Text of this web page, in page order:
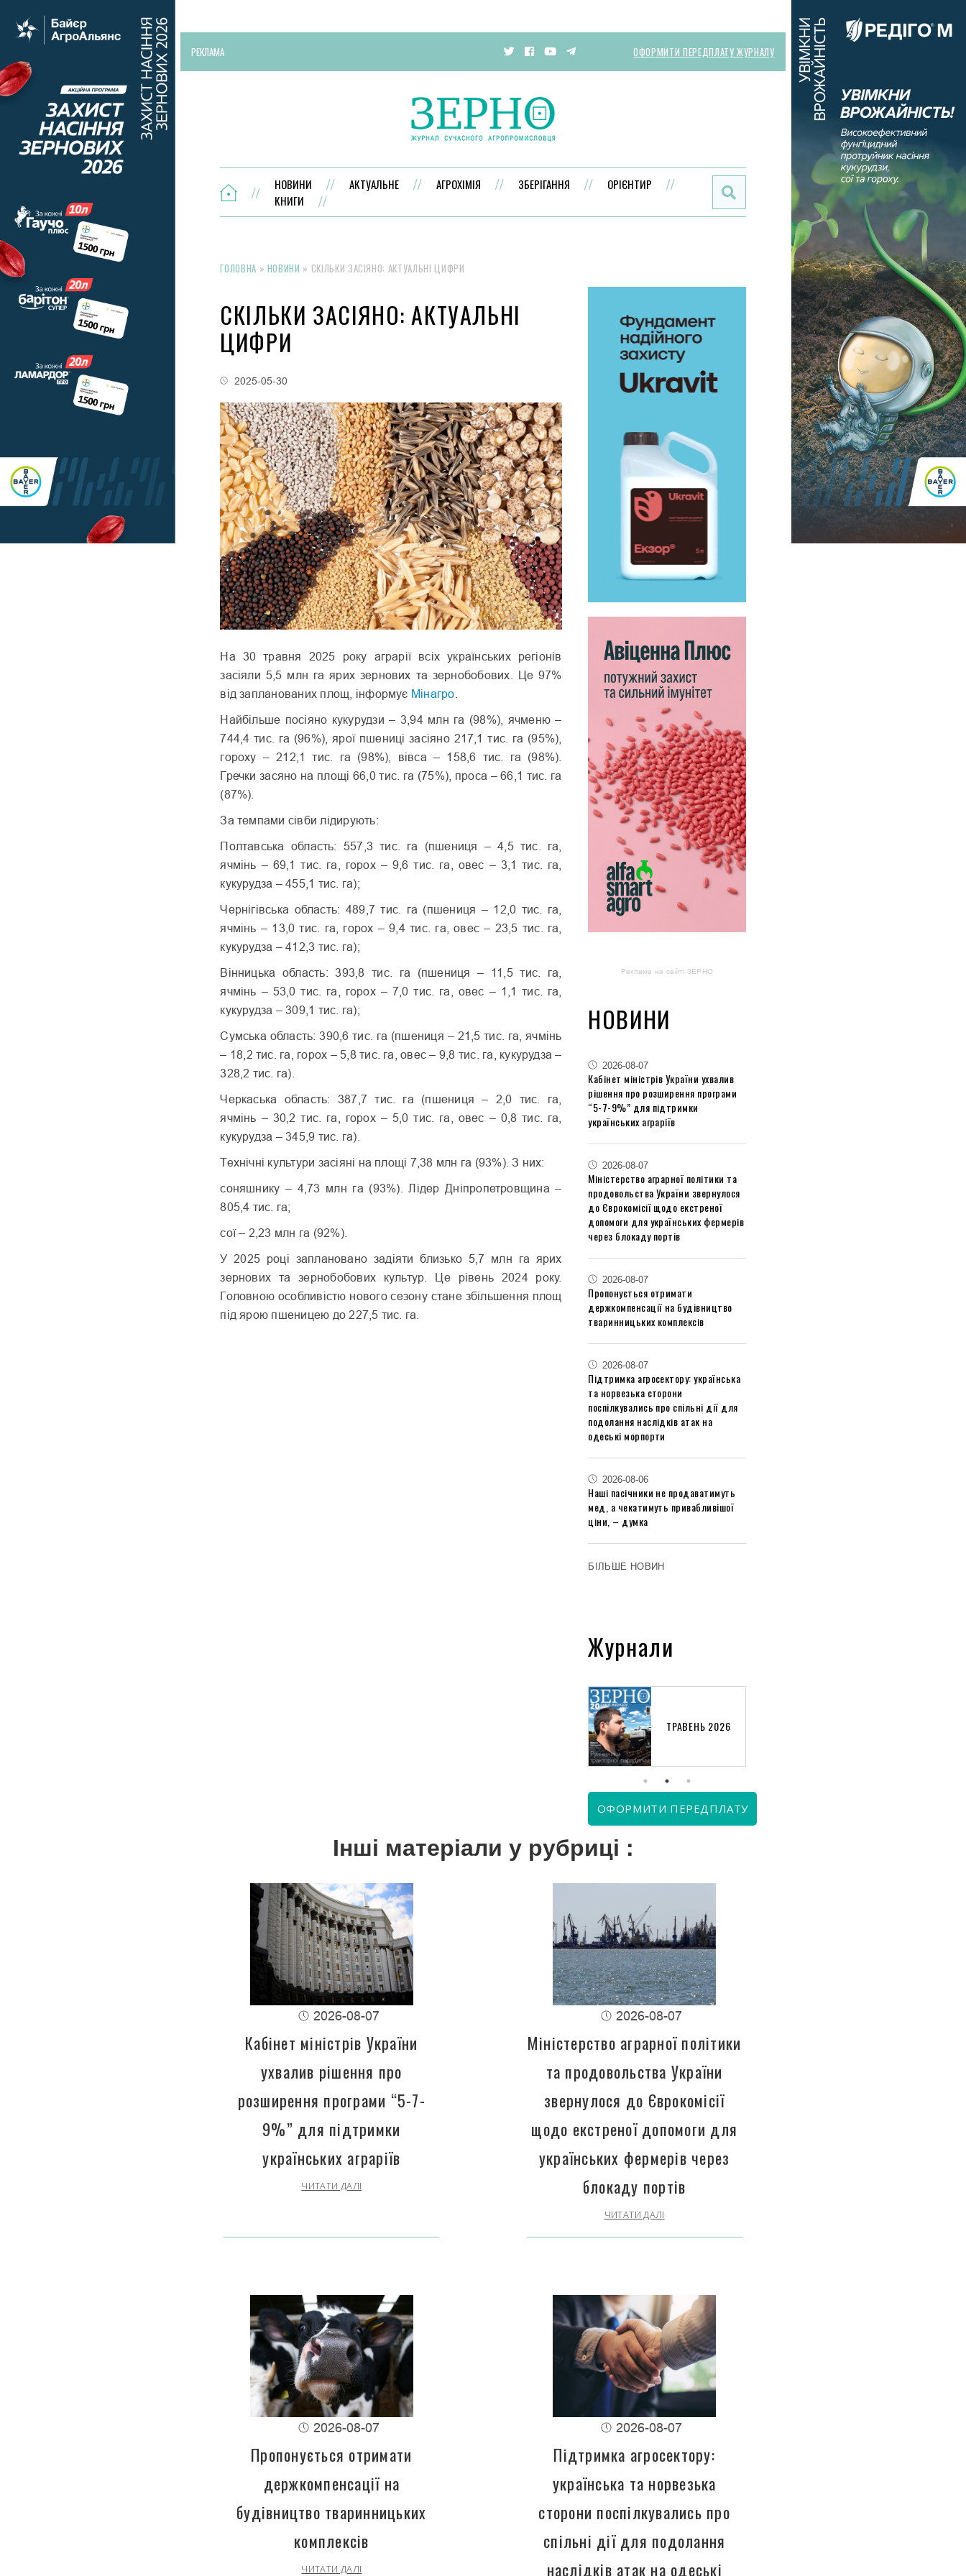
РЕКЛАМА ОФОРМИТИ ПЕРЕДПЛАТУ ЖУРНАЛУ
НОВИНИ АКТУАЛЬНЕ АГРОХІМІЯ ЗБЕРІГАННЯ
ОРІЄНТИР
КНИГИ
ГОЛОВНА » НОВИНИ » СКІЛЬКИ ЗАСІЯНО: АКТУАЛЬНІ ЦИФРИ
СКІЛЬКИ ЗАСІЯНО: АКТУАЛЬНІ
ЦИФРИ
2025-05-30
На 30 травня 2025 року аграрії всіх українських регіонів
засіяли 5,5 млн га ярих зернових та зернобобових. Це 97%
від запланованих площ, інформує Мінагро
Найбільше посіяно кукурудзи – 3,94 млн га (98%), ячменю –
744,4 тис. га (96%), ярої пшениці засіяно 217,1 тис. га (95%),
гороху – 212,1 тис. га (98%), вівса – 158,6 тис. га (98%).
Гречки засяно на площі 66,0 тис. га (75%), проса – 66,1 тис. га
(87%).
За темпами сівби лідирують:
Полтавська область: 557,3 тис. га (пшениця – 4,5 тис. га,
ячмінь – 69,1 тис. га, горох – 9,6 тис. га, овес – 3,1 тис. га,
кукурудза – 455,1 тис. га);
Чернігівська область: 489,7 тис. га (пшениця – 12,0 тис. га,
ячмінь – 13,0 тис. га, горох – 9,4 тис. га, овес – 23,5 тис. га,
кукурудза – 412,3 тис. га);
Вінницька область: 393,8 тис. га (пшениця – 11,5 тис. га,
ячмінь – 53,0 тис. га, горох – 7,0 тис. га, овес – 1,1 тис. га,
кукурудза – 309,1 тис. га);
Сумська область: 390,6 тис. га (пшениця – 21,5 тис. га, ячмінь
– 18,2 тис. га, горох – 5,8 тис. га, овес – 9,8 тис. га, кукурудза –
328,2 тис. га).
Черкаська область: 387,7 тис. га (пшениця – 2,0 тис. га,
ячмінь – 30,2 тис. га, горох – 5,0 тис. га, овес – 0,8 тис. га,
кукурудза – 345,9 тис. га).
Технічні культури засіяні на площі 7,38 млн га (93%). З них:
соняшнику – 4,73 млн га (93%). Лідер Дніпропетровщина –
805,4 тис. га;
сої – 2,23 млн га (92%).
У 2025 році заплановано задіяти близько 5,7 млн га ярих
зернових та зернобобових культур. Це рівень 2024 року.
Головною особливістю нового сезону стане збільшення площ
під ярою пшеницею до 227,5 тис. га.
Реклама на сайті ЗЕРНО
НОВИНИ
2026-08-07
Кабінет міністрів України ухвалив
рішення про розширення програми
“5-7-9%” для підтримки
українських аграріїв
2026-08-07
Міністерство аграрної політики та
продовольства України звернулося
до Єврокомісії щодо екстреної
допомоги для українських фермерів
через блокаду портів
2026-08-07
Пропонується отримати
держкомпенсації на будівництво
тваринницьких комплексів
2026-08-07
Підтримка агросектору: українська
та норвезька сторони
поспілкувались про спільні дії для
подолання наслідків атак на
одеські морпорти
2026-08-06
Наші пасічники не продаватимуть
мед, а чекатимуть привабливішої
ціни, – думка
БІЛЬШЕ НОВИН
Журнали
ТРАВЕНЬ 2026
ОФОРМИТИ ПЕРЕДПЛАТУ
Інші матеріали у рубриці :
2026-08-07
Кабінет міністрів України
ухвалив рішення про
розширення програми “5-7-
9%” для підтримки
українських аграріїв
ЧИТАТИ ДАЛІ
2026-08-07
Міністерство аграрної політики
та продовольства України
звернулося до Єврокомісії
щодо екстреної допомоги для
українських фермерів через
блокаду портів
ЧИТАТИ ДАЛІ
2026-08-07
Пропонується отримати
держкомпенсації на
будівництво тваринницьких
комплексів
ЧИТАТИ ДАЛІ
2026-08-07
Підтримка агросектору:
українська та норвезька
сторони поспілкувались про
спільні дії для подолання
наслідків атак на одеські